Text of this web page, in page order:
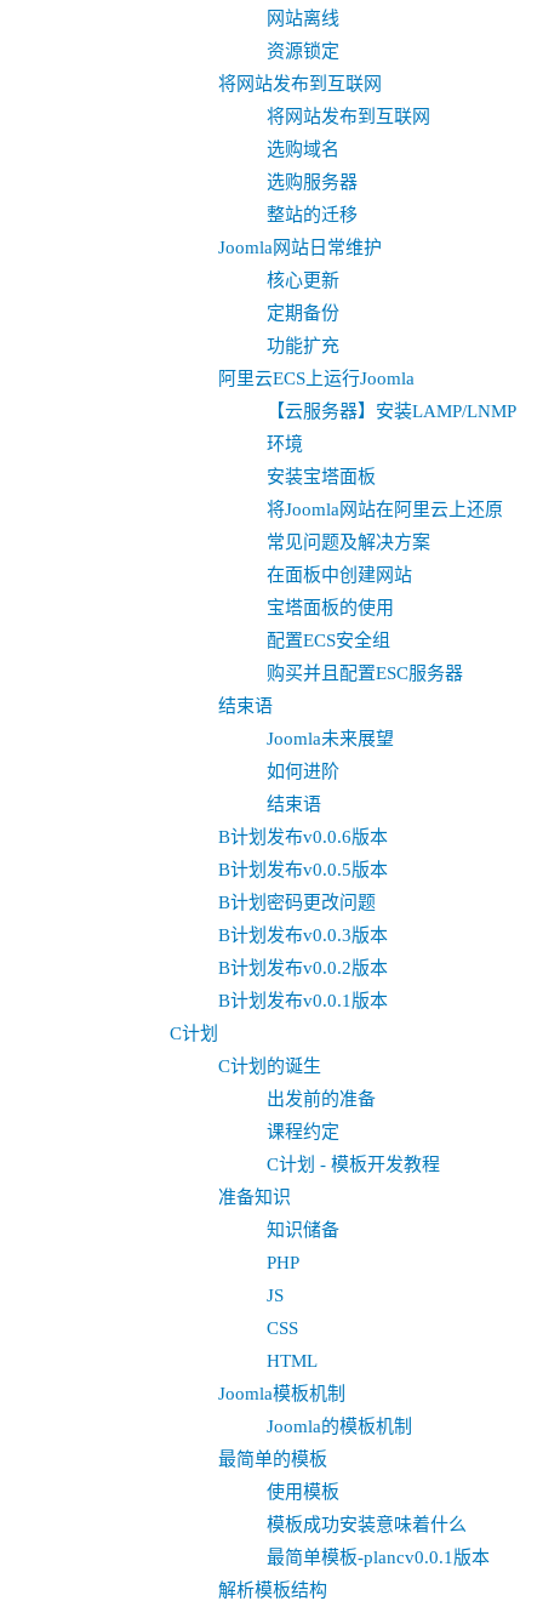
网站离线
资源锁定
将网站发布到互联网
将网站发布到互联网
选购域名
选购服务器
整站的迁移
Joomla网站日常维护
核心更新
定期备份
功能扩充
阿里云ECS上运行Joomla
【云服务器】安装LAMP/LNMP
环境
安装宝塔面板
将Joomla网站在阿里云上还原
常见问题及解决方案
在面板中创建网站
宝塔面板的使用
配置ECS安全组
购买并且配置ESC服务器
结束语
Joomla未来展望
如何进阶
结束语
B计划发布v0.0.6版本
B计划发布v0.0.5版本
B计划密码更改问题
B计划发布v0.0.3版本
B计划发布v0.0.2版本
B计划发布v0.0.1版本
C计划
C计划的诞生
出发前的准备
课程约定
C计划 - 模板开发教程
准备知识
知识储备
PHP
JS
CSS
HTML
Joomla模板机制
Joomla的模板机制
最简单的模板
使用模板
模板成功安装意味着什么
最简单模板-plancv0.0.1版本
解析模板结构